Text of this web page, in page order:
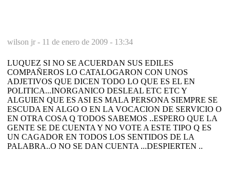
wilson jr - 11 de enero de 2009 - 13:34
LUQUEZ SI NO SE ACUERDAN SUS EDILES
COMPAÑEROS LO CATALOGARON CON UNOS
ADJETIVOS QUE DICEN TODO LO QUE ES EL EN
POLITICA...INORGANICO DESLEAL ETC ETC Y
ALGUIEN QUE ES ASI ES MALA PERSONA SIEMPRE SE
ESCUDA EN ALGO O EN LA VOCACION DE SERVICIO O
EN OTRA COSA Q TODOS SABEMOS ..ESPERO QUE LA
GENTE SE DE CUENTA Y NO VOTE A ESTE TIPO Q ES
UN CAGADOR EN TODOS LOS SENTIDOS DE LA
PALABRA..O NO SE DAN CUENTA ...DESPIERTEN ..